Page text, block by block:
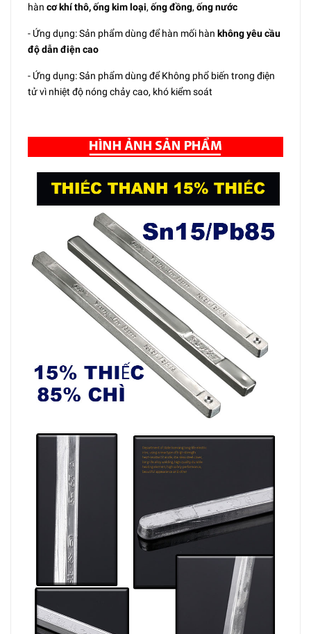
hàn cơ khí thô, ống kim loại, ống đồng, ống nước
- Ứng dụng: Sản phẩm dùng để hàn mối hàn không yêu cầu
độ dẫn điện cao
- Ứng dụng: Sản phẩm dùng để Không phổ biến trong điện
tử vì nhiệt độ nóng chảy cao, khó kiểm soát